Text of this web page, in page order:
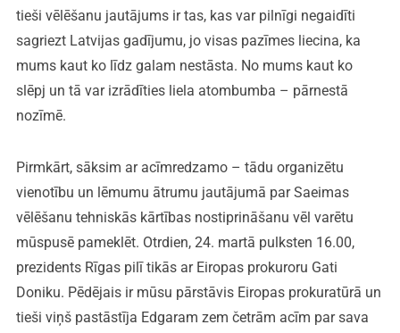
tieši vēlēšanu jautājums ir tas, kas var pilnīgi negaidīti
sagriezt Latvijas gadījumu, jo visas pazīmes liecina, ka
mums kaut ko līdz galam nestāsta. No mums kaut ko
slēpj un tā var izrādīties liela atombumba – pārnestā
nozīmē.
Pirmkārt, sāksim ar acīmredzamo – tādu organizētu
vienotību un lēmumu ātrumu jautājumā par Saeimas
vēlēšanu tehniskās kārtības nostiprināšanu vēl varētu
mūspusē pameklēt. Otrdien, 24. martā pulksten 16.00,
prezidents Rīgas pilī tikās ar Eiropas prokuroru Gati
Doniku. Pēdējais ir mūsu pārstāvis Eiropas prokuratūrā un
tieši viņš pastāstīja Edgaram zem četrām acīm par sava